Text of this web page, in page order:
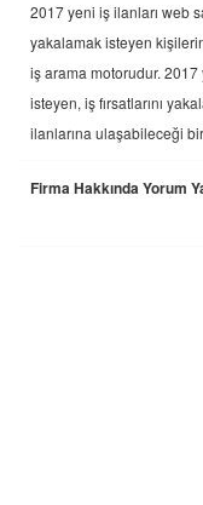
2017 yeni iş ilanları web
yakalamak isteyen
iş arama motorudur. 2017
isteyen, iş fırsatlarını
ilanlarına ulaşabileceği
Firma Hakkında Yorum